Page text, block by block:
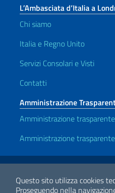
Questo sito utilizza cookies
Proseguendo nella
L’Ambasciata d’Italia a
Chi siamo
Italia e Regno Unito
Servizi Consolari e Visti
Contatti
Amministrazione
Amministrazione
Amministrazione
Link Utili